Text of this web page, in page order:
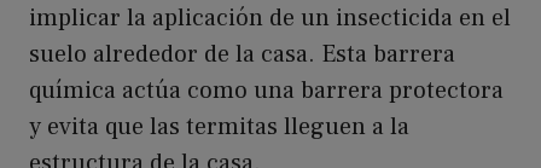
implicar la aplicación de un insecticida en el
suelo alrededor de la casa. Esta barrera
química actúa como una barrera protectora
y evita que las termitas lleguen a la